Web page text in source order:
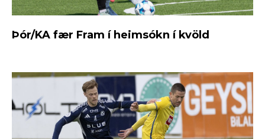
Þór/KA fær Fram í heimsókn í kvöld